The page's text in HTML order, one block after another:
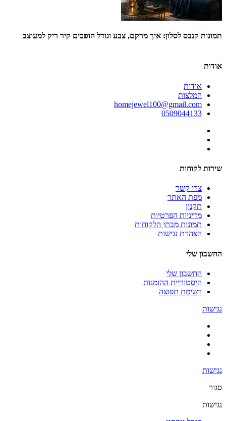
תמונות קנבס לסלון: איך מרקם, צבע וגודל הופכים קיר ריק למעוצב
אודות
אודות
המלצות
homejewel100@gmail.com
0509044133
שירות לקוחות
צרו קשר
מפת האתר
תקנון
מדיניות הפרטיות
תמונות מבתי הלקוחות
הצהרת נגישות
החשבון שלי
החשבון שלי
היסטוריית ההזמנות
רשימת תפוצה
נגישות
נגישות
סגור
נגישות